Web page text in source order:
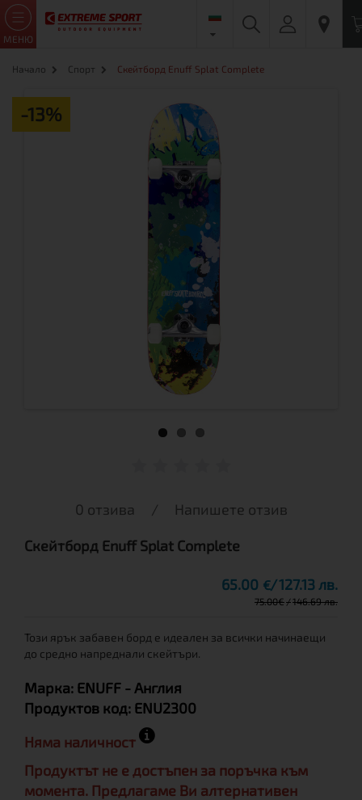
МЕНЮ
Начало Спорт Скейтборд Enuff Splat Complete
-13%
0 отзива / Напишете отзив
Скейтборд Enuff Splat Complete
65.00 € 127.13 лв.
75.00€ 146.69 лв.
Този ярък забавен борд е идеален за всички начинаещи
до средно напреднали скейтъри.
Марка: ENUFF - Англия
Продуктов код: ENU2300
Няма наличност
Продуктът не е достъпен за поръчка към
момента. Предлагаме Ви алтернативен